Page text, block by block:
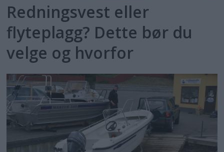
Redningsvest eller
flyteplagg? Dette bør du
velge og hvorfor